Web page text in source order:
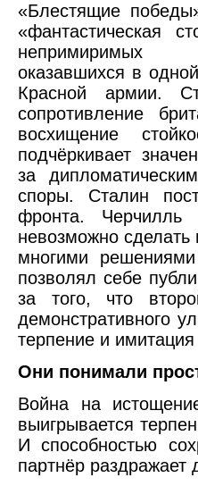
«Блестящие
«фантастическая
непримиримых
оказавшихся в
Красной армии.
сопротивление
восхищение
подчёркивает
за
споры. Сталин
фронта. Черчилль
невозможно
многими
позволял себе
за того, что
демонстративного
терпение и
Они понимали
Война на
выигрывается
И способностью
партнёр раздражает